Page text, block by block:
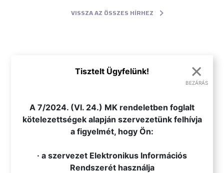
VISSZA AZ ÖSSZES HÍRHEZ
×
BEZÁRÁS
Tisztelt Ügyfelünk!
A 7/2024. (VI. 24.) MK rendeletben foglalt
kötelezettségek alapján szervezetünk felhívja
a figyelmét, hogy Ön:
· a szervezet Elektronikus Információs
Rendszerét használja